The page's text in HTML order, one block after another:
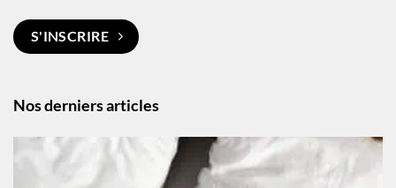
Nos derniers articles
S'INSCRIRE